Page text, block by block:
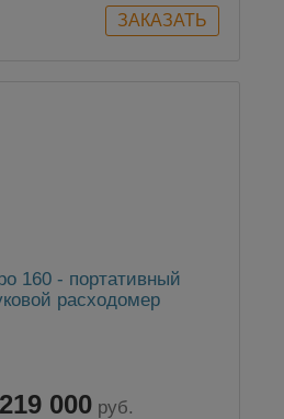
160 - портативный
расходомер
219 000 руб.